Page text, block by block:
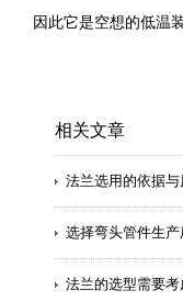
因此它是空想的低温
相关文章
法兰选用的依据与
选择弯头管件生
法兰的选型需要